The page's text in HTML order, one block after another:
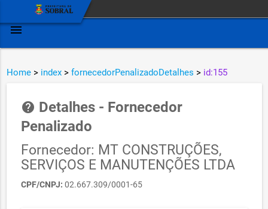
menu
Home > index > fornecedorPenalizadoDetalhes > id:155
help Detalhes - Fornecedor
Penalizado
Fornecedor: MT CONSTRUÇÕES,
SERVIÇOS E MANUTENÇÕES LTDA
CPF/CNPJ: 02.667.309/0001-65